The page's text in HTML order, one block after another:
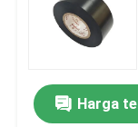
Harga